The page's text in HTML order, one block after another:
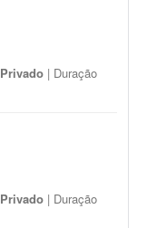
Privado | Duração
Privado | Duração